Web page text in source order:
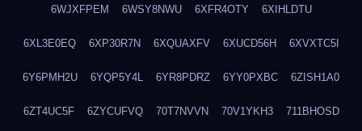
6WJXFPEM 6WSY8NWU 6XFR4OTY 6XIHLDTU
6XL3E0EQ 6XP30R7N 6XQUAXFV 6XUCD56H 6XVXTC5I
6Y6PMH2U 6YQP5Y4L 6YR8PDRZ 6YY0PXBC 6ZISH1A0
6ZT4UC5F 6ZYCUFVQ 70T7NVVN 70V1YKH3 711BHOSD